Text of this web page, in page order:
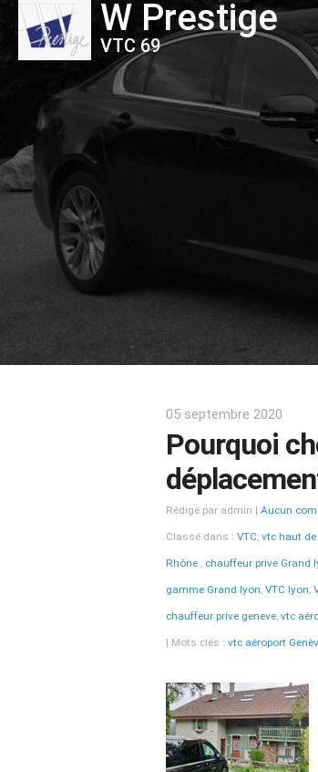
W Prestige
VTC 69
05 septembre 2020
Pourquoi
Rédigé par admin Aucun
Classé dans : VTC, vtc haut
Rhône , chauffeur prive Grand
gamme Grand lyon, VTC lyon,
chauffeur prive geneve, vtc
Mots clés : vtc aéroport